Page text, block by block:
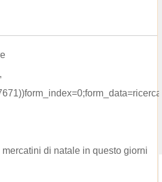
di natale in questo giorni